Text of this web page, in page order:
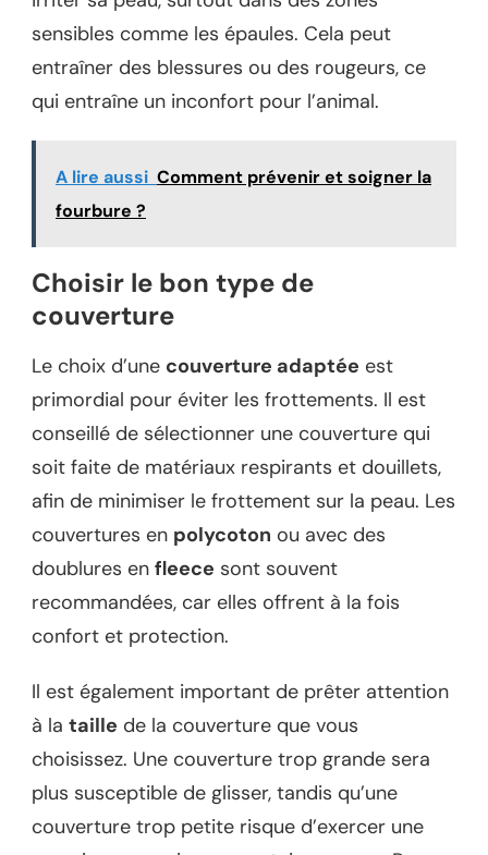
sensibles comme les épaules. Cela peut
entraîner des blessures ou des rougeurs, ce
qui entraîne un inconfort pour l’animal.
A lire aussi Comment prévenir et soigner la
fourbure ?
Choisir le bon type de
couverture
Le choix d’une couverture adaptée est
primordial pour éviter les frottements. Il est
conseillé de sélectionner une couverture qui
soit faite de matériaux respirants et douillets,
afin de minimiser le frottement sur la peau. Les
couvertures en polycoton ou avec des
doublures en fleece sont souvent
recommandées, car elles offrent à la fois
confort et protection.
Il est également important de prêter attention
à la taille de la couverture que vous
choisissez. Une couverture trop grande sera
plus susceptible de glisser, tandis qu’une
couverture trop petite risque d’exercer une